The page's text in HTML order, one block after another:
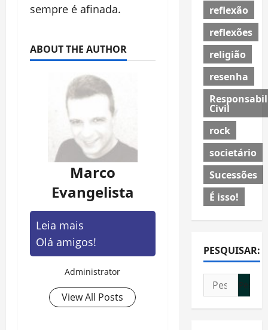
sempre é afinada.
ABOUT THE AUTHOR
Marco
Evangelista
Leia mais
Olá amigos!
Administrator
View All Posts
reflexão
reflexões
religião
resenha
Civil
rock
societário
Sucessões
É isso!
PESQUISAR:
Pesquisar
por: